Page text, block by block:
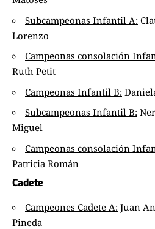
Subcampeonas Infantil A:
Lorenzo
Campeonas consolación
Ruth Petit
Campeonas Infantil B:
Subcampeonas Infantil B:
Miguel
Campeonas consolación
Patricia Román
Cadete
Campeones Cadete A: Juan
Pineda